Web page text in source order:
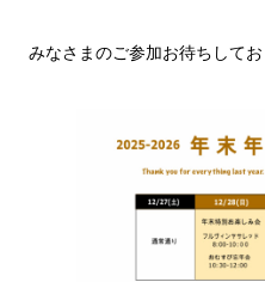
みなさまのご参加お待ちしてお